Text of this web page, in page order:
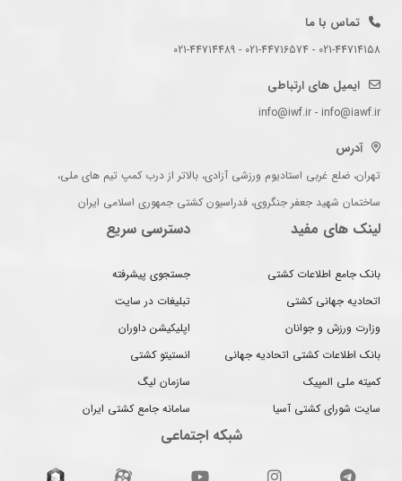
تماس با ما
021-44714158 - 021-44716574 - 021-44714489
ایمیل های ارتباطی
info@iwf.ir - info@iawf.ir
آدرس
تهران، ضلع غربی استادیوم ورزشی آزادی، بالاتر از درب کمپ تیم های ملی،
ساختمان شهید جعفر جنگروی، فدراسیون کشتی جمهوری اسلامی ایران
لینک های مفید
بانک جامع اطلاعات کشتی
اتحادیه جهانی کشتی
وزارت ورزش و جوانان
بانک اطلاعات کشتی اتحادیه جهانی
کمیته ملی المپیک
سایت شورای کشتی آسیا
دسترسی سریع
جستجوی پیشرفته
تبلیغات در سایت
اپلیکیشن داوران
انستیتو کشتی
سازمان لیگ
سامانه جامع کشتی ایران
شبکه اجتماعی